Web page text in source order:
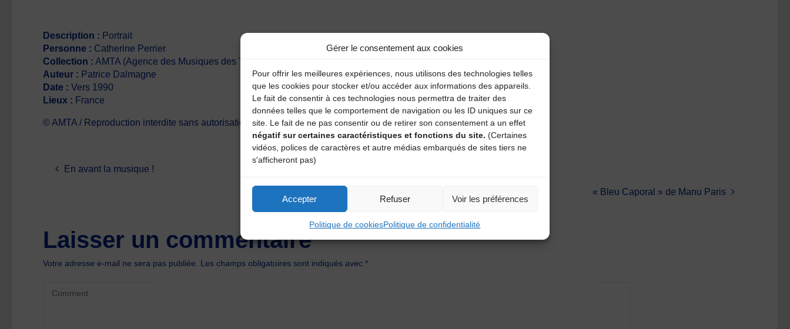
Gérer le consentement aux cookies
Pour offrir les meilleures expériences, nous utilisons des technologies telles
que les cookies pour stocker et/ou accéder aux informations des appareils.
Le fait de consentir à ces technologies nous permettra de traiter des
données telles que le comportement de navigation ou les ID uniques sur ce
site. Le fait de ne pas consentir ou de retirer son consentement a un effet
négatif sur certaines caractéristiques et fonctions du site. (Certaines
vidéos, polices de caractères et autre médias embarqués de sites tiers ne
s'afficheront pas)
Accepter Refuser Voir les préférences
Politique de cookiesPolitique de confidentialité
Description : Portrait
Personne : Catherine Perrier
Collection : AMTA (Agence des Musiques des Territoires d’Auvergne)
Auteur : Patrice Dalmagne
Date : Vers 1990
Lieux : France
© AMTA / Reproduction interdite sans autorisation écrite
En avant la musique !
« Bleu Caporal » de Manu Paris
Laisser un commentaire
Votre adresse e-mail ne sera pas publiée. Les champs obligatoires sont indiqués avec*